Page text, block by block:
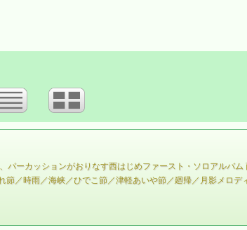
ーカッションがおりなす西はじめファースト・ソロアルバ
／時雨／海峡／ひでこ節／津軽あいや節／廻帰／月影メロデ